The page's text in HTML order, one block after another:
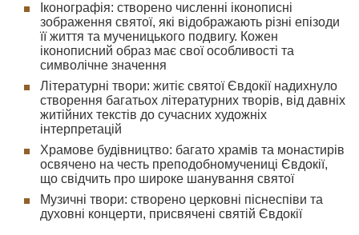
Іконографія: створено численні іконописні
зображення святої, які відображають різні епізоди
її життя та мученицького подвигу. Кожен
іконописний образ має свої особливості та
символічне значення
Літературні твори: житіє святої Євдокії надихнуло
створення багатьох літературних творів, від давніх
житійних текстів до сучасних художніх
інтерпретацій
Храмове будівництво: багато храмів та монастирів
освячено на честь преподобномучениці Євдокії,
що свідчить про широке шанування святої
Музичні твори: створено церковні піснеспіви та
духовні концерти, присвячені святій Євдокії